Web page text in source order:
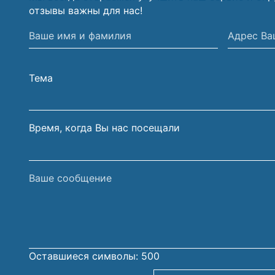
отзывы важны для нас!
Ваше
имя
фамилия
Адрес
Вашей
Тема
Время, когда Вы нас посещали
Ваше
Оставшиеся символы: 500